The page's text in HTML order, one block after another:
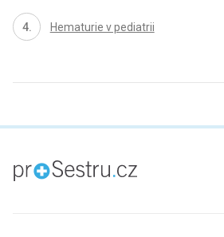
Hematurie v pediatrii
proLékaře.cz